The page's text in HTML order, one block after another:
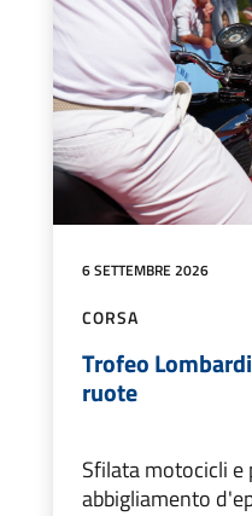
6 SETTEMBRE 2026
CORSA
Trofeo
ruote
Sfilata motocicli e
abbigliamento